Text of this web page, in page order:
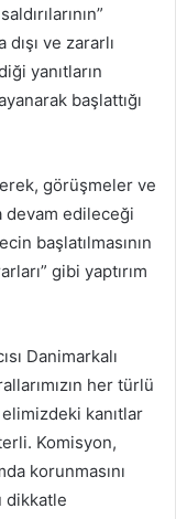
ve zararlı
yanıtların
başlattığı
görüşmeler ve
devam edileceği
başlatılmasının
gibi yaptırım
Danimarkalı
her türlü
kanıtlar
Komisyon,
korunmasını
dikkatle